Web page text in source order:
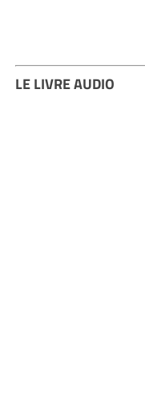
LE LIVRE AUDIO